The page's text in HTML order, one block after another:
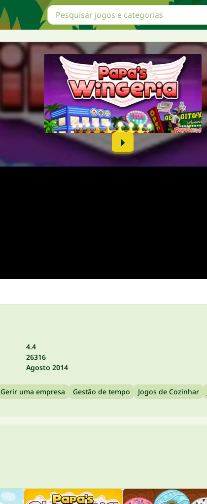
4.4
26316
Agosto 2014
Gerir uma empresa Gestão de tempo Jogos de Cozinhar